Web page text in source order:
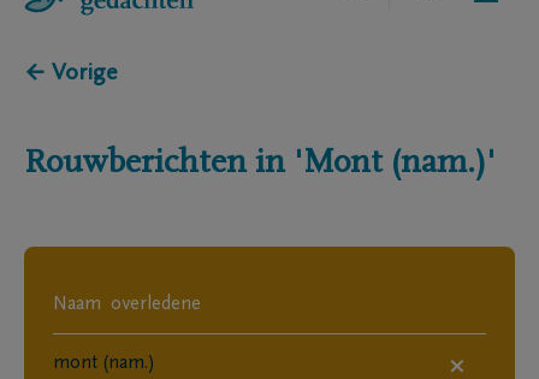
← Vorige
Rouwberichten in 'Mont (nam.)'
×